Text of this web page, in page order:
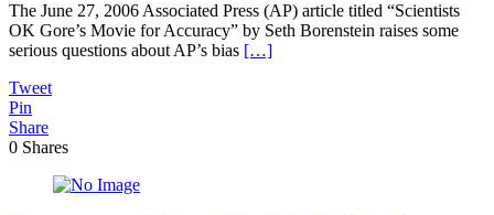
The June 27, 2006 Associated Press (AP) article titled “Scientists
OK Gore’s Movie for Accuracy” by Seth Borenstein raises some
serious questions about AP’s bias […]
Tweet
Pin
Share
0 Shares